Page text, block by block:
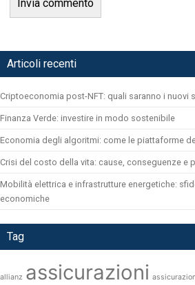
Articoli recenti
Criptoeconomia post-NFT: quali saranno i nuovi
Finanza Verde: investire in modo sostenibile
Economia degli algoritmi: come le piattaforme
Crisi del costo della vita: cause, conseguenze e
Mobilità elettrica e infrastrutture energetiche:
economiche
Tag
allianz assicurazioni